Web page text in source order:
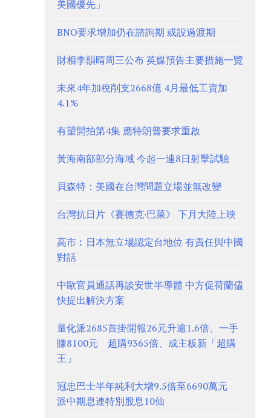
美國優先」
BNO要求增加仍在諮詢期 或設過渡期
財相李韻晴周三公布 英媒預告主要措施一覽
未來4年加稅削支2668億 4月最低工資加
4.1%
有望開拍第4集 應特朗普要求重啟
黃海南部部分海域 今起一連8日射擊試驗
貝森特：美國在台灣問題立場並無改變
台灣抗日片《賽德克·巴萊》 下月大陸上映
高市︰日本無立場認定台地位 有責任與中國
對話
中歐官員通話再談安世半導體 中方促荷蘭儘
快提出解決方案
量化派2685首掛開報26元升逾1.6倍、一手
賺8100元 超購9365倍、成主板新「超購
王」
冠忠巴士半年純利大增9.5倍至6690萬元
派中期息連特別股息10仙